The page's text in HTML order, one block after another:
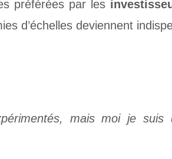
préférées par les
d’échelles deviennent
mais moi je